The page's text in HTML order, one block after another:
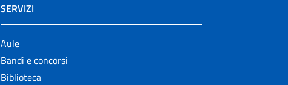
SERVIZI
Aule
Bandi e concorsi
Biblioteca